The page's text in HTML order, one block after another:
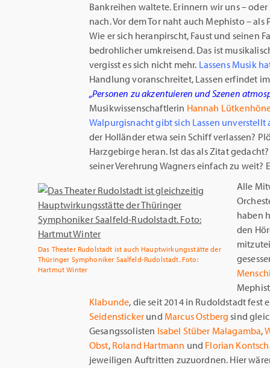
Bankreihen waltete. Erinnern wir uns –
nach. Vor dem Tor naht auch Mephisto –
Wie er sich heranpirscht, Faust und seinen
bedrohlicher umkreisend. Das ist
vergisst es sich nicht mehr. Lassens Musik
Handlung voranschreitet, Lassen erfindet
„Personen zu akzentuieren und Szenen
Musikwissenschaftlerin Hannah
Walpurgisnacht gibt sich Lassen unverstellt
der Holländer etwa sein Schiff verlassen?
Harzgebirge heran. Ist das als Zitat
seiner Verehrung Wagners einfach zu weit?
Das Theater Rudolstadt ist auch Hauptwirkungsstätte der
Thüringer Symphoniker Saalfeld-Rudolstadt. Foto:
Hartmut Winter
Alle
haben
den
Klabunde, die seit 2014 in Rudoldstadt fest
Seidensticker und Marcus Ostberg sind
Gesangssolisten Isabel Stüber Malagamba,
Obst, Roland Hartmann und Florian
jeweiligen Auftritten zuzuordnen. Hier